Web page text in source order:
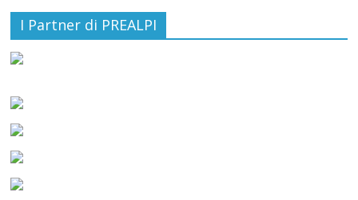
I Partner di PREALPI